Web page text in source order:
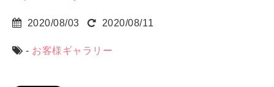
2020/08/03 2020/08/11
- お客様ギャラリー